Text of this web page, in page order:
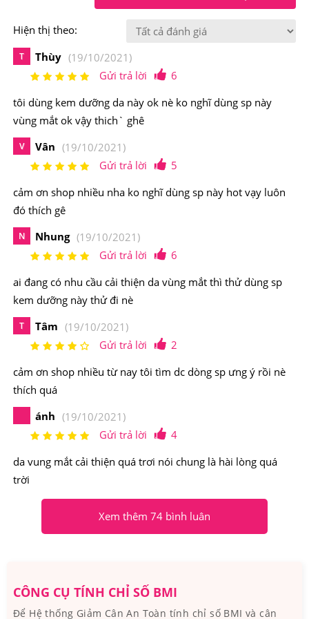
Thành phần chính:Trealix NF, Thymulen©4, Chiết xuất
Thanh Long, Tế bào gốc Gardenia Jasminoides (GJS),...
-Chính thành phần Trealix NF kích thích các thành phần
dưỡng ẩm thông thường giúp khôi phục độ ẩm cho da.
tái tạo biểu bì.
-Chiết xuất Thanh Long giúp săn chắc da, ngăn ngừa lão
hóa.
dụng tuyệt vời trong việc ngăn ngừa sự mất collagen
trong da của người già và trung niên (trên 30 tuổi) và
khôi phục sự cân bằng collagen ở người già.
3. Kem dưỡng da vùng mắt Carlmark Botanica
Eye Contour Gel Có Tốt Không? Ai Đã Sử Dụng?
Kem dưỡng da vùng mắt Carlmark Botanica là sản phẩm
phục hồi và ngăn chặn quá trình lão hoá da vùng mắt hay
Eye Contour Gel Nên Dùng Như Thế Nào Để
Hiện thị theo:
T Thùy (19/10/2021)
Gửi trả lời
6
tôi dùng kem dưỡng da này ok nè ko nghĩ dùng sp này
vùng mắt ok vậy thich` ghê
V Vân (19/10/2021)
Gửi trả lời
5
cảm ơn shop nhiều nha ko nghĩ dùng sp này hot vạy luôn
đó thích gê
N Nhung (19/10/2021)
Gửi trả lời
6
ai đang có nhu cầu cải thiện da vùng mắt thì thử dùng sp
kem dưỡng này thử đi nè
T Tâm (19/10/2021)
Gửi trả lời
2
cảm ơn shop nhiều từ nay tôi tìm dc dòng sp ưng ý rồi nè
thích quá
ánh (19/10/2021)
Gửi trả lời
4
da vung mắt cải thiện quá trơi nói chung là hài lòng quá
trời
Xem thêm 74 bình luân
CÔNG CỤ TÍNH CHỈ SỐ BMI
Để Hệ thống Giảm Cân An Toàn tính chỉ số BMI và cân